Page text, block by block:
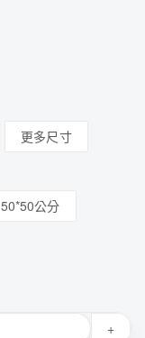
更多尺寸
50*50公分
+